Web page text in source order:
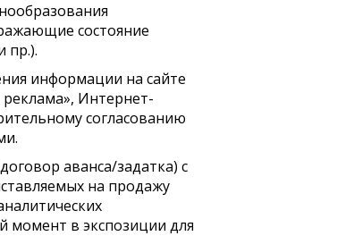
состояние
пр.).
информации на сайте
Интернет-
согласованию
аванса/задатка) с
на продажу
момент в экспозиции для